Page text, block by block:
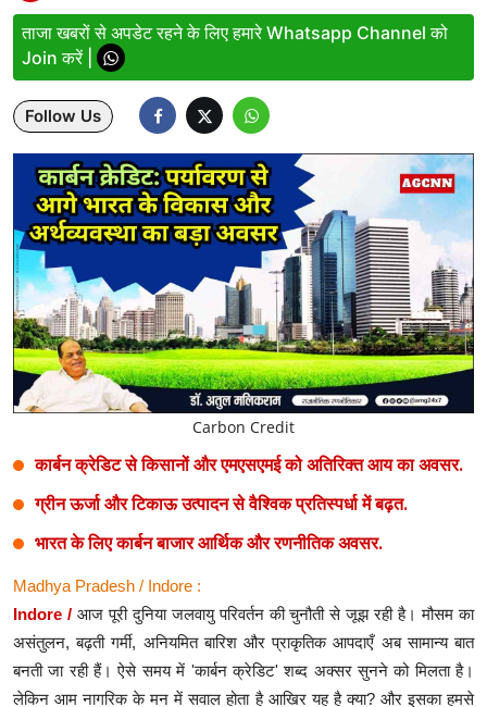
Environment
Lifestyle
Health
Development
Career
Literature
Tour & Travel
History Speaks
About Us
Contact Us
ताजा खबरों से अपडेट रहने के लिए हमारे Whatsapp Channel को
Join करें |
Follow Us
Carbon Credit
कार्बन क्रेडिट से किसानों और एमएसएमई को अतिरिक्त आय का अवसर.
ग्रीन ऊर्जा और टिकाऊ उत्पादन से वैश्विक प्रतिस्पर्धा में बढ़त.
भारत के लिए कार्बन बाजार आर्थिक और रणनीतिक अवसर.
Madhya Pradesh / Indore :
Indore / आज पूरी दुनिया जलवायु परिवर्तन की चुनौती से जूझ रही है। मौसम का
असंतुलन, बढ़ती गर्मी, अनियमित बारिश और प्राकृतिक आपदाएँ अब सामान्य बात
बनती जा रही हैं। ऐसे समय में 'कार्बन क्रेडिट' शब्द अक्सर सुनने को मिलता है।
लेकिन आम नागरिक के मन में सवाल होता है आखिर यह है क्या? और इसका हमसे